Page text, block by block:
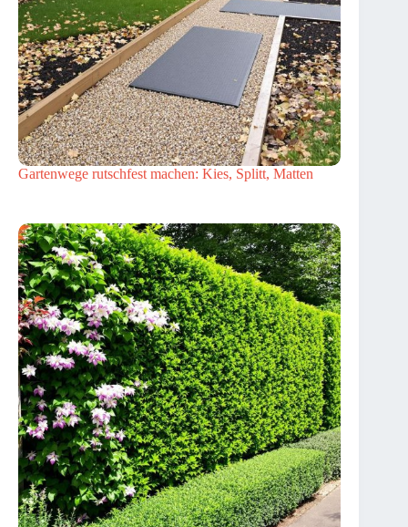
Gartenwege rutschfest machen: Kies, Splitt, Matten